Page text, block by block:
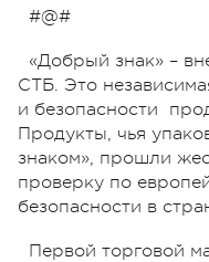
#@#
«Добрый знак» –
СТБ. Это
и безопасности
Продукты, чья
знаком», прошли
проверку по
безопасности в
Первой торговой